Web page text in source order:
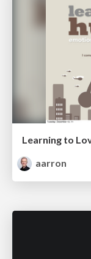
aarron